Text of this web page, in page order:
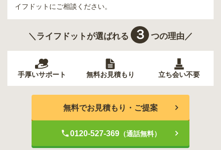
イフドットにご相談ください。
＼ライフドットが選ばれる ３ つの理由／
手厚いサポート 無料お見積もり 立ち会い不要
無料でお見積もり・ご提案
0120-527-369（通話無料）